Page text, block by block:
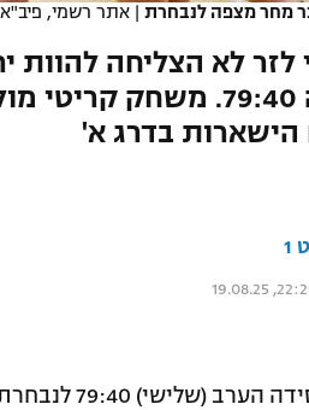
מחר מצפה לנבחרת | אתר רשמי, פיב"א
לא הצליחה להוות
בפתיחה והובסה 79:40.
בדרג א'
נבחרת